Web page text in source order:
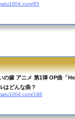
65
の嫁 アニメ 第1弾 OP曲「
はどんな曲？
198